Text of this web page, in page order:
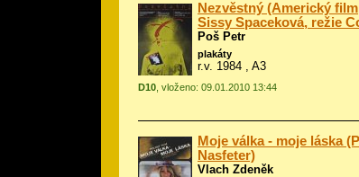
Nezvěstný (Americký
Sissy Spaceková, režie
Poš Petr
plakáty
r.v. 1984 , A3
D10 , vloženo: 09.01.2010 13:44
Moje válka - moje láska
Nasfeter)
Vlach Zdeněk